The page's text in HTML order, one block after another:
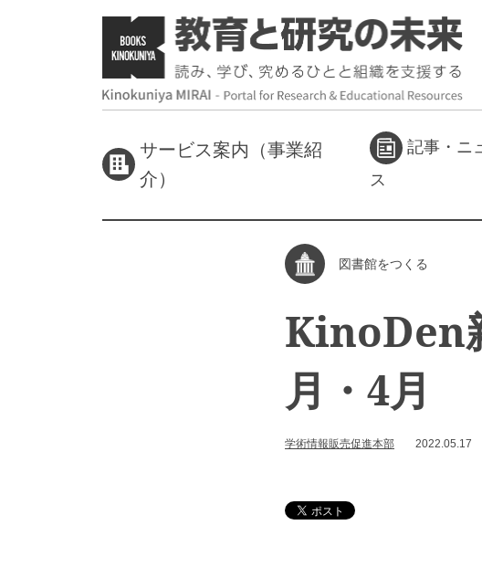
サービス案内（事業紹
介）
記事・ニ
ス
図書館をつくる
KinoDen
月・4月
学術情報販売促進本部 2022.05.17